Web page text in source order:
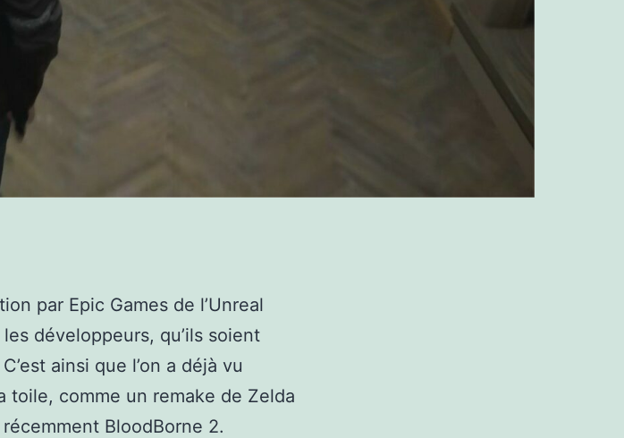
par Epic Games de l’Unreal
développeurs, qu’ils soient
ainsi que l’on a déjà vu
toile, comme un remake de Zelda
BloodBorne 2.